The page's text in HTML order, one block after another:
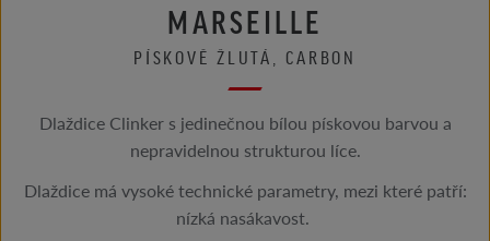
MARSEILLE
PÍSKOVĚ ŽLUTÁ, CARBON
Dlaždice Clinker s jedinečnou bílou pískovou barvou a
nepravidelnou strukturou líce.
Dlaždice má vysoké technické parametry, mezi které patří:
nízká nasákavost.